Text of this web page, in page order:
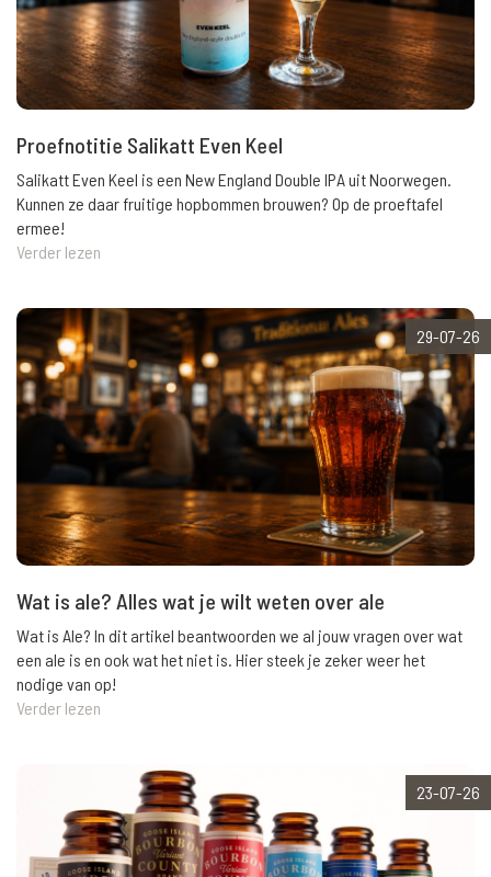
Proefnotitie Salikatt Even Keel
Salikatt Even Keel is een New England Double IPA uit Noorwegen.
Kunnen ze daar fruitige hopbommen brouwen? Op de proeftafel
ermee!
Verder lezen
29-07-26
Wat is ale? Alles wat je wilt weten over ale
Wat is Ale? In dit artikel beantwoorden we al jouw vragen over wat
een ale is en ook wat het niet is. Hier steek je zeker weer het
nodige van op!
Verder lezen
23-07-26